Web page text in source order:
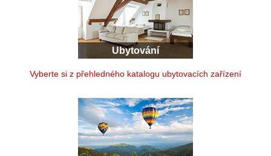
Ubytování
Vyberte si z přehledného katalogu ubytovacích zařízení